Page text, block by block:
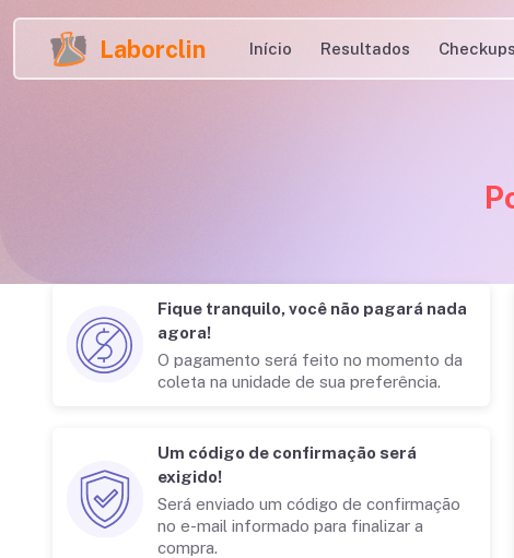
Laborclin Início Resultados Checkups
Fique tranquilo, você não pagará nada
agora!
O pagamento será feito no momento da
coleta na unidade de sua preferência.
Um código de confirmação será
exigido!
Será enviado um código de confirmação
no e-mail informado para finalizar a
compra.